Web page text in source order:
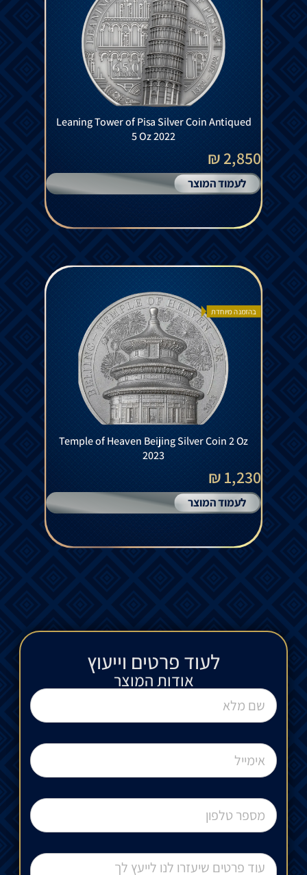
Leaning Tower of Pisa Silver Coin Antiqued
5 Oz 2022
2,850 ₪
לעמוד המוצר
בהזמנה מיוחדת
Temple of Heaven Beijing Silver Coin 2 Oz
2023
1,230 ₪
לעמוד המוצר
לעוד פרטים וייעוץ​
אודות המוצר